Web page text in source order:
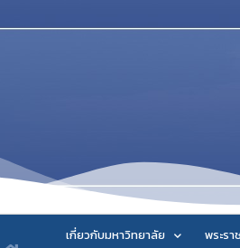
เกี่ยวกับมหาวิทยาลัย พระร